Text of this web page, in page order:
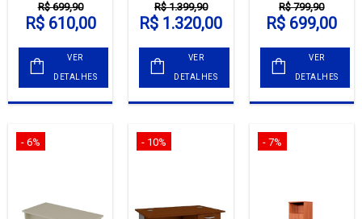
R$ 699,90
R$ 610,00
VER
DETALHES
R$ 1.399,90
R$ 1.320,00
VER
DETALHES
R$ 799,90
R$ 699,00
VER
DETALHES
- 6% - 10% - 7%